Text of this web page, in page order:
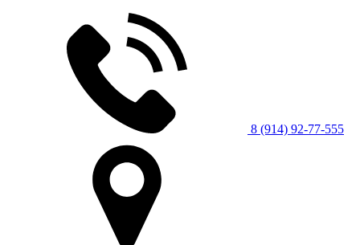
8 (914) 92-77-555